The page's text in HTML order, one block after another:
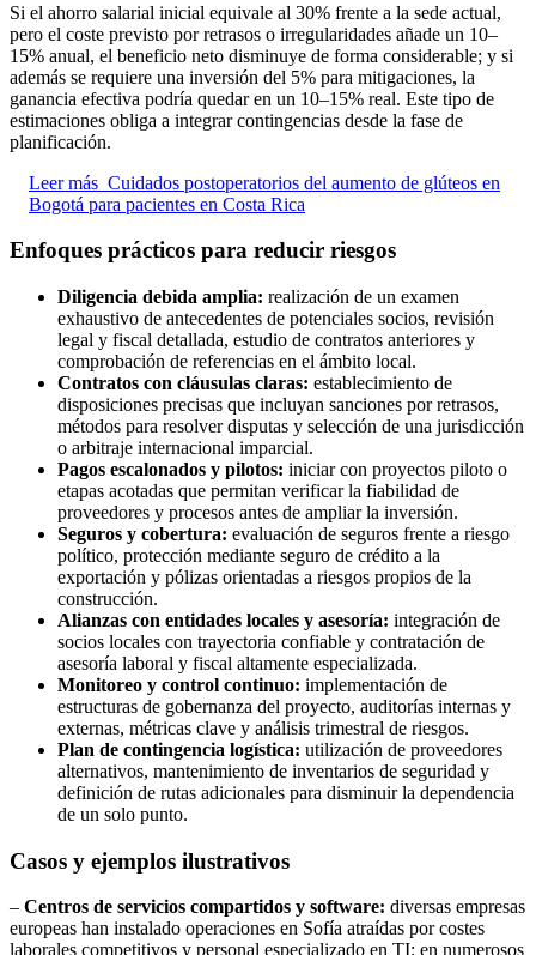
Si el ahorro salarial inicial equivale al 30% frente a la sede actual,
pero el coste previsto por retrasos o irregularidades añade un 10–
15% anual, el beneficio neto disminuye de forma considerable; y si
además se requiere una inversión del 5% para mitigaciones, la
ganancia efectiva podría quedar en un 10–15% real. Este tipo de
estimaciones obliga a integrar contingencias desde la fase de
planificación.
Leer más Cuidados postoperatorios del aumento de glúteos en
Bogotá para pacientes en Costa Rica
Enfoques prácticos para reducir riesgos
Diligencia debida amplia: realización de un examen
exhaustivo de antecedentes de potenciales socios, revisión
legal y fiscal detallada, estudio de contratos anteriores y
comprobación de referencias en el ámbito local.
Contratos con cláusulas claras: establecimiento de
disposiciones precisas que incluyan sanciones por retrasos,
métodos para resolver disputas y selección de una jurisdicción
o arbitraje internacional imparcial.
Pagos escalonados y pilotos: iniciar con proyectos piloto o
etapas acotadas que permitan verificar la fiabilidad de
proveedores y procesos antes de ampliar la inversión.
Seguros y cobertura: evaluación de seguros frente a riesgo
político, protección mediante seguro de crédito a la
exportación y pólizas orientadas a riesgos propios de la
construcción.
Alianzas con entidades locales y asesoría: integración de
socios locales con trayectoria confiable y contratación de
asesoría laboral y fiscal altamente especializada.
Monitoreo y control continuo: implementación de
estructuras de gobernanza del proyecto, auditorías internas y
externas, métricas clave y análisis trimestral de riesgos.
Plan de contingencia logística: utilización de proveedores
alternativos, mantenimiento de inventarios de seguridad y
definición de rutas adicionales para disminuir la dependencia
de un solo punto.
Casos y ejemplos ilustrativos
– Centros de servicios compartidos y software: diversas empresas
europeas han instalado operaciones en Sofía atraídas por costes
laborales competitivos y personal especializado en TI; en numerosos